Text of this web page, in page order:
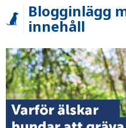
Blogginlägg
innehåll